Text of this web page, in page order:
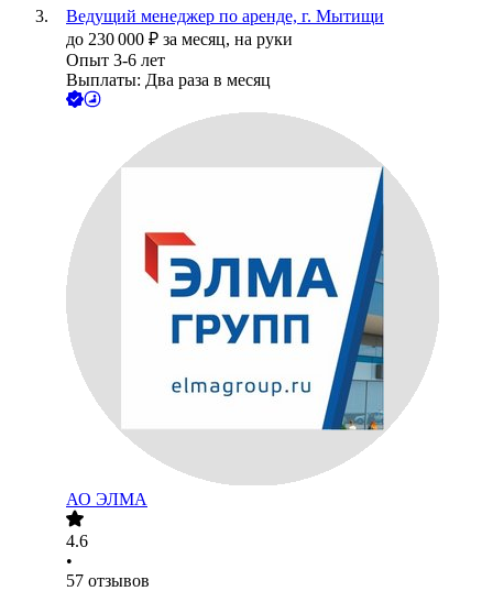
Ведущий менеджер по аренде, г. Мытищи
до 230 000 ₽ за месяц, на руки
Опыт 3-6 лет
Выплаты: Два раза в месяц
АО ЭЛМА
4.6
•
57 отзывов